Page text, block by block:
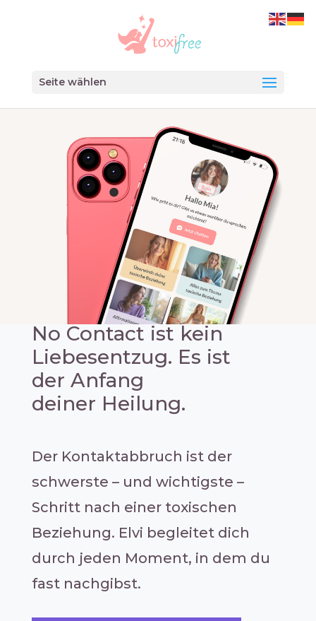
Seite wählen
No Contact ist kein
Liebesentzug. Es ist
der Anfang
deiner Heilung.
Der Kontaktabbruch ist der
schwerste – und wichtigste –
Schritt nach einer toxischen
Beziehung. Elvi begleitet dich
durch jeden Moment, in dem du
fast nachgibst.